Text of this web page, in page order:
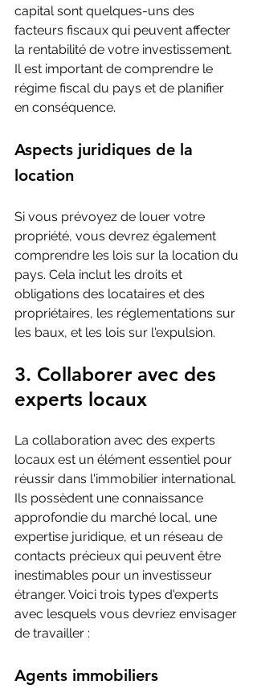
capital sont quelques-uns des
facteurs fiscaux qui peuvent affecter
la rentabilité de votre investissement.
Il est important de comprendre le
régime fiscal du pays et de planifier
en conséquence.
Aspects juridiques de la
location
Si vous prévoyez de louer votre
propriété, vous devrez également
comprendre les lois sur la location du
pays. Cela inclut les droits et
obligations des locataires et des
propriétaires, les réglementations sur
les baux, et les lois sur l'expulsion.
3. Collaborer avec des
experts locaux
La collaboration avec des experts
locaux est un élément essentiel pour
réussir dans l'immobilier international.
Ils possèdent une connaissance
approfondie du marché local, une
expertise juridique, et un réseau de
contacts précieux qui peuvent être
inestimables pour un investisseur
étranger. Voici trois types d'experts
avec lesquels vous devriez envisager
de travailler :
Agents immobiliers